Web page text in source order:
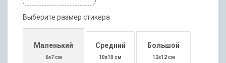
Выберите размер стикера
Маленький
6x7 см
Средний
10x10 см
Большой
12x12 см